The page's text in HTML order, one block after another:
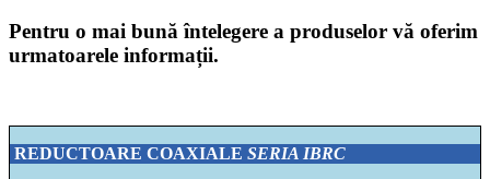
Pentru o mai bună întelegere a produselor vă oferim
urmatoarele informații.
REDUCTOARE COAXIALE SERIA IBRC